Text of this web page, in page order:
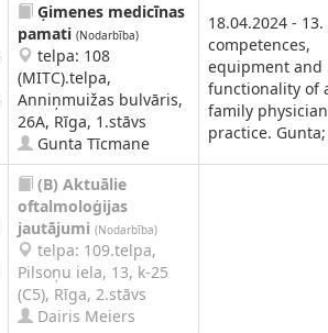
Ģimenes medicīnas
pamati (Nodarbība)
telpa: 108
(MITC).telpa,
Anniņmuižas bulvāris,
26A, Rīga, 1.stāvs
Gunta Tīcmane
18.04.2024 - 13.
competences,
equipment and
functionality of
family
practice. Gunta;
(B) Aktuālie
oftalmoloģijas
jautājumi (Nodarbība)
telpa: 109.telpa,
Pilsoņu iela, 13, k-25
(C5), Rīga, 2.stāvs
Dairis Meiers